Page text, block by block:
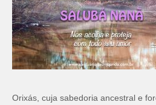
Orixás, cuja sabedoria ancestral e